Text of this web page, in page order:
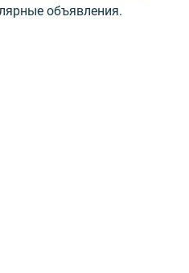
объявления.